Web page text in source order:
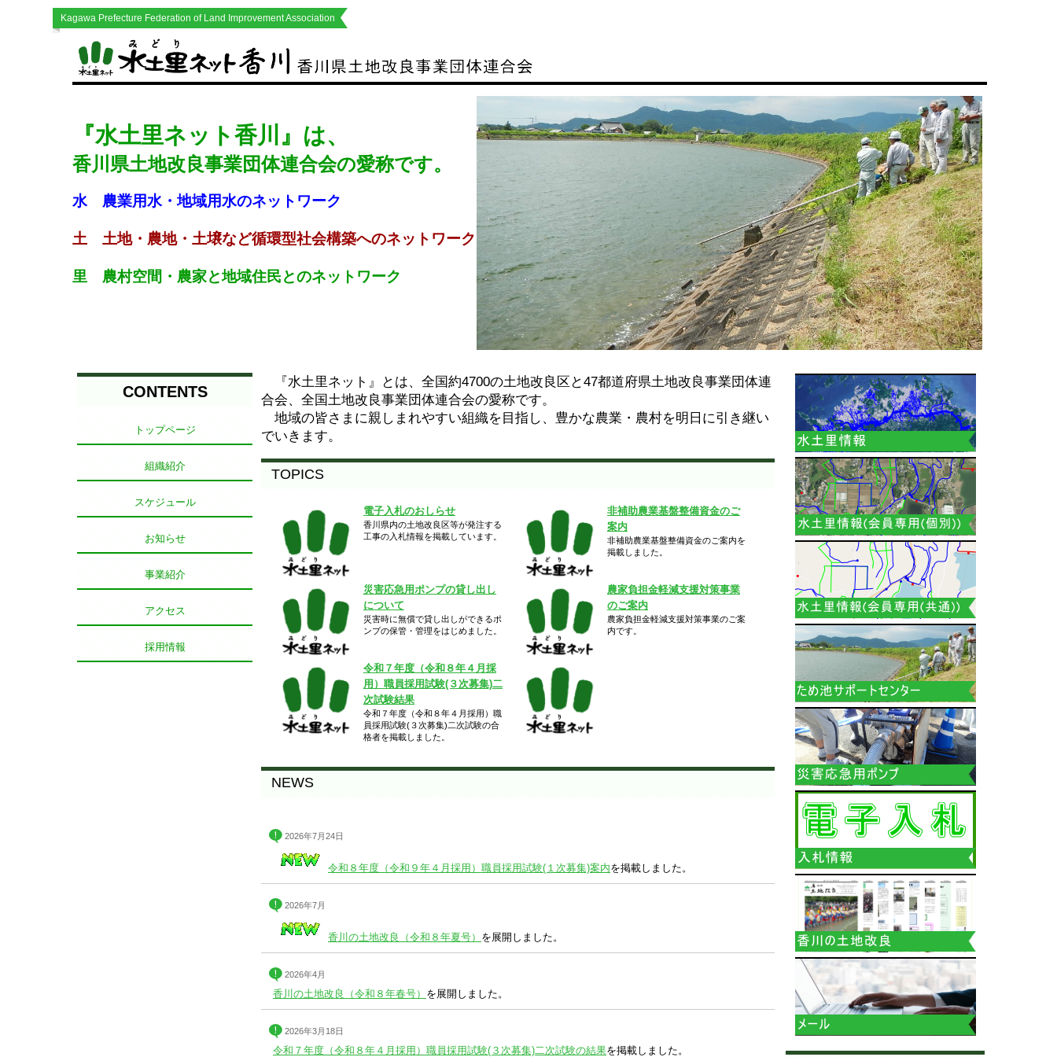
Kagawa Prefecture Federation of Land Improvement Association
『水土里ネット香川』は、
香川県土地改良事業団体連合会の愛称です。
水 農業用水・地域用水のネットワーク
土 土地・農地・土壌など循環型社会構築へのネットワーク
里 農村空間・農家と地域住民とのネットワーク
『水土里ネット』とは、全国約4700の土地改良区と47都道府県土地改良事業団体連
合会、全国土地改良事業団体連合会の愛称です。
地域の皆さまに親しまれやすい組織を目指し、豊かな農業・農村を明日に引き継い
でいきます。
TOPICS
電子入札のおしらせ
香川県内の土地改良区等が発注する
工事の入札情報を掲載しています。
非補助農業基盤整備資金のご
案内
非補助農業基盤整備資金のご案内を
掲載しました。
災害応急用ポンプの貸し出し
について
災害時に無償で貸し出しができるポ
ンプの保管・管理をはじめました。
農家負担金軽減支援対策事業
のご案内
農家負担金軽減支援対策事業のご案
内です。
令和７年度（令和８年４月採
用）職員採用試験(３次募集)二
次試験結果
令和７年度（令和８年４月採用）職
員採用試験(３次募集)二次試験の合
格者を掲載しました。
NEWS
2026年7月24日
令和８年度（令和９年４月採用）職員採用試験(１次募集)案内を掲載しました。
2026年7月
香川の土地改良（令和８年夏号） を展開しました。
2026年4月
香川の土地改良（令和８年春号） を展開しました。
2026年3月18日
令和７年度（令和８年４月採用）職員採用試験(３次募集)二次試験の結果を掲載しました。
CONTENTS
トップページ
組織紹介
スケジュール
お知らせ
事業紹介
アクセス
採用情報